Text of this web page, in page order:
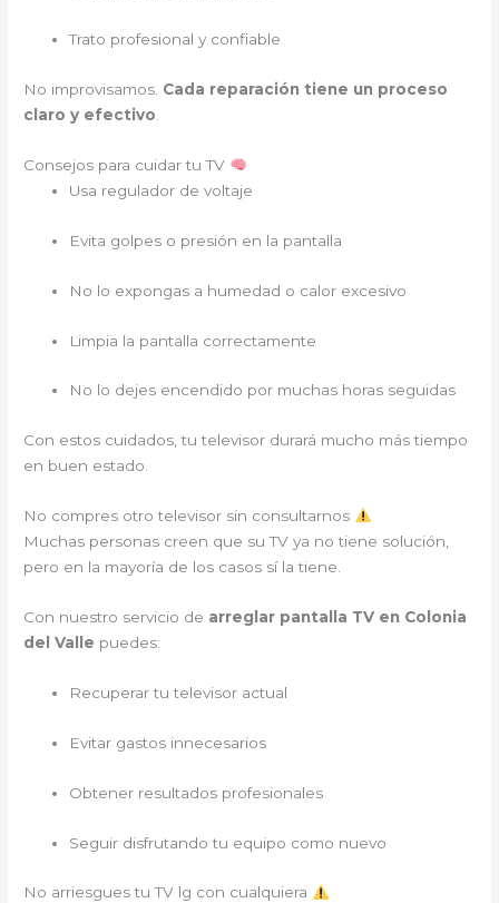
Trato profesional y confiable
No improvisamos. Cada reparación tiene un proceso
claro y efectivo
Consejos para cuidar tu TV
Usa regulador de voltaje
Evita golpes o presión en la pantalla
No lo expongas a humedad o calor excesivo
Limpia la pantalla correctamente
No lo dejes encendido por muchas horas seguidas
Con estos cuidados, tu televisor durará mucho más tiempo
en buen estado.
No compres otro televisor sin consultarnos
Muchas personas creen que su TV ya no tiene solución,
pero en la mayoría de los casos sí la tiene.
Con nuestro servicio de arreglar pantalla TV en Colonia
del Valle puedes:
Recuperar tu televisor actual
Evitar gastos innecesarios
Obtener resultados profesionales
Seguir disfrutando tu equipo como nuevo
No arriesgues tu TV lg con cualquiera